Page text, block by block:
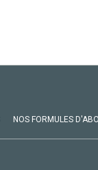
NOS FORMULES